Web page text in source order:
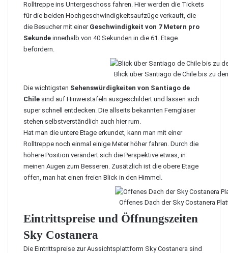
Rolltreppe ins Untergeschoss fahren. Hier werden die Tickets
für die beiden Hochgeschwindigkeitsaufzüge verkauft, die
die Besucher mit einer Geschwindigkeit von 7 Metern pro
Sekunde innerhalb von 40 Sekunden in die 61. Etage
befördern.
Blick über Santiago de Chile bis zu
Die wichtigsten Sehenswürdigkeiten von Santiago de
Chile sind auf Hinweistafeln ausgeschildert und lassen sich
super schnell entdecken. Die allseits bekannten Ferngläser
stehen selbstverständlich auch hier rum.
Hat man die untere Etage erkundet, kann man mit einer
Rolltreppe noch einmal einige Meter höher fahren. Durch die
höhere Position verändert sich die Perspektive etwas, in
meinen Augen zum Besseren. Zusätzlich ist die obere Etage
offen, man hat einen freien Blick in den Himmel.
Offenes Dach der Sky Costanera
Eintrittspreise und Öffnungszeiten
Sky Costanera
Die Eintrittspreise zur Aussichtsplattform Sky Costanera sind